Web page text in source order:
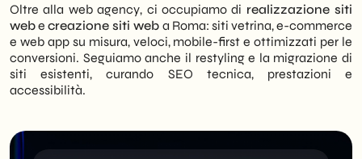
Oltre alla web agency, ci occupiamo di realizzazione siti
webecreazione siti web a Roma: siti vetrina, e-commerce
e web app su misura, veloci, mobile-first e ottimizzati per le
conversioni. Seguiamo anche il restyling e la migrazione di
siti esistenti, curando SEO tecnica, prestazioni e
accessibilità.